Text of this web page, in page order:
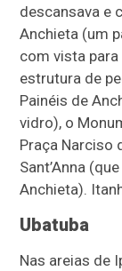
descansava e
Anchieta (um
com vista
estrutura de
Painéis de
vidro), o
Praça Narciso
Sant’Anna
Anchieta).
Ubatuba
Nas areias de